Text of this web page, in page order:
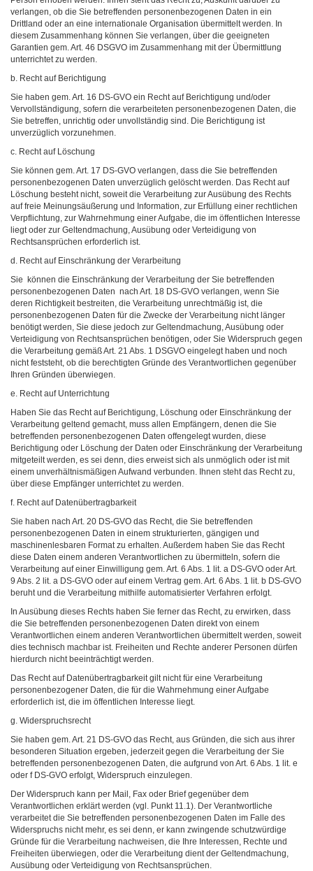
verlangen, ob die Sie betreffenden personenbezogenen Daten in ein
Drittland oder an eine internationale Organisation übermittelt werden. In
diesem Zusammenhang können Sie verlangen, über die geeigneten
Garantien gem. Art. 46 DSGVO im Zusammenhang mit der Übermittlung
unterrichtet zu werden.
b. Recht auf Berichtigung
Sie haben gem. Art. 16 DS-GVO ein Recht auf Berichtigung und/oder
Vervollständigung, sofern die verarbeiteten personenbezogenen Daten, die
Sie betreffen, unrichtig oder unvollständig sind. Die Berichtigung ist
unverzüglich vorzunehmen.
c. Recht auf Löschung
Sie können gem. Art. 17 DS-GVO verlangen, dass die Sie betreffenden
personenbezogenen Daten unverzüglich gelöscht werden. Das Recht auf
Löschung besteht nicht, soweit die Verarbeitung zur Ausübung des Rechts
auf freie Meinungsäußerung und Information, zur Erfüllung einer rechtlichen
Verpflichtung, zur Wahrnehmung einer Aufgabe, die im öffentlichen Interesse
liegt oder zur Geltendmachung, Ausübung oder Verteidigung von
Rechtsansprüchen erforderlich ist.
d. Recht auf Einschränkung der Verarbeitung
Sie können die Einschränkung der Verarbeitung der Sie betreffenden
personenbezogenen Daten nach Art. 18 DS-GVO verlangen, wenn Sie
deren Richtigkeit bestreiten, die Verarbeitung unrechtmäßig ist, die
personenbezogenen Daten für die Zwecke der Verarbeitung nicht länger
benötigt werden, Sie diese jedoch zur Geltendmachung, Ausübung oder
Verteidigung von Rechtsansprüchen benötigen, oder Sie Widerspruch gegen
die Verarbeitung gemäß Art. 21 Abs. 1 DSGVO eingelegt haben und noch
nicht feststeht, ob die berechtigten Gründe des Verantwortlichen gegenüber
Ihren Gründen überwiegen.
e. Recht auf Unterrichtung
Haben Sie das Recht auf Berichtigung, Löschung oder Einschränkung der
Verarbeitung geltend gemacht, muss allen Empfängern, denen die Sie
betreffenden personenbezogenen Daten offengelegt wurden, diese
Berichtigung oder Löschung der Daten oder Einschränkung der Verarbeitung
mitgeteilt werden, es sei denn, dies erweist sich als unmöglich oder ist mit
einem unverhältnismäßigen Aufwand verbunden. Ihnen steht das Recht zu,
über diese Empfänger unterrichtet zu werden.
f. Recht auf Datenübertragbarkeit
Sie haben nach Art. 20 DS-GVO das Recht, die Sie betreffenden
personenbezogenen Daten in einem strukturierten, gängigen und
maschinenlesbaren Format zu erhalten. Außerdem haben Sie das Recht
diese Daten einem anderen Verantwortlichen zu übermitteln, sofern die
Verarbeitung auf einer Einwilligung gem. Art. 6 Abs. 1 lit. a DS-GVO oder Art.
9 Abs. 2 lit. a DS-GVO oder auf einem Vertrag gem. Art. 6 Abs. 1 lit. b DS-GVO
beruht und die Verarbeitung mithilfe automatisierter Verfahren erfolgt.
In Ausübung dieses Rechts haben Sie ferner das Recht, zu erwirken, dass
die Sie betreffenden personenbezogenen Daten direkt von einem
Verantwortlichen einem anderen Verantwortlichen übermittelt werden, soweit
dies technisch machbar ist. Freiheiten und Rechte anderer Personen dürfen
hierdurch nicht beeinträchtigt werden.
Das Recht auf Datenübertragbarkeit gilt nicht für eine Verarbeitung
personenbezogener Daten, die für die Wahrnehmung einer Aufgabe
erforderlich ist, die im öffentlichen Interesse liegt.
g. Widerspruchsrecht
Sie haben gem. Art. 21 DS-GVO das Recht, aus Gründen, die sich aus ihrer
besonderen Situation ergeben, jederzeit gegen die Verarbeitung der Sie
betreffenden personenbezogenen Daten, die aufgrund von Art. 6 Abs. 1 lit. e
oder f DS-GVO erfolgt, Widerspruch einzulegen.
Der Widerspruch kann per Mail, Fax oder Brief gegenüber dem
Verantwortlichen erklärt werden (vgl. Punkt 11.1). Der Verantwortliche
verarbeitet die Sie betreffenden personenbezogenen Daten im Falle des
Widerspruchs nicht mehr, es sei denn, er kann zwingende schutzwürdige
Gründe für die Verarbeitung nachweisen, die Ihre Interessen, Rechte und
Freiheiten überwiegen, oder die Verarbeitung dient der Geltendmachung,
Ausübung oder Verteidigung von Rechtsansprüchen.